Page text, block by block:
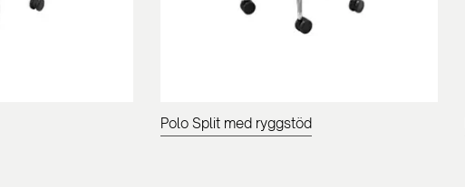
Polo Split med ryggstöd